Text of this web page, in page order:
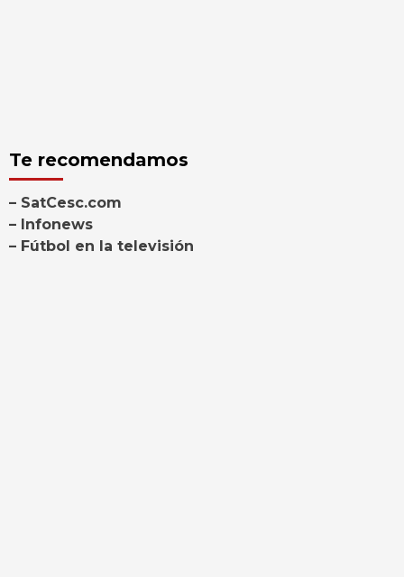
Te recomendamos
– SatCesc.com
– Infonews
– Fútbol en la televisión